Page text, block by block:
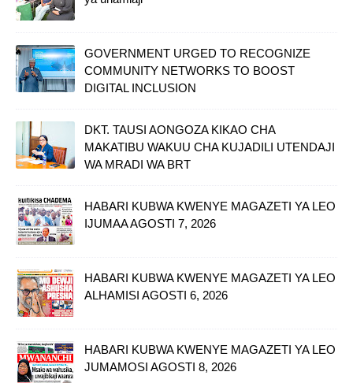
GOVERNMENT URGED TO RECOGNIZE
COMMUNITY NETWORKS TO BOOST
DIGITAL INCLUSION
DKT. TAUSI AONGOZA KIKAO CHA
MAKATIBU WAKUU CHA KUJADILI UTENDAJI
WA MRADI WA BRT
HABARI KUBWA KWENYE MAGAZETI YA LEO
IJUMAA AGOSTI 7, 2026
HABARI KUBWA KWENYE MAGAZETI YA LEO
ALHAMISI AGOSTI 6, 2026
HABARI KUBWA KWENYE MAGAZETI YA LEO
JUMAMOSI AGOSTI 8, 2026